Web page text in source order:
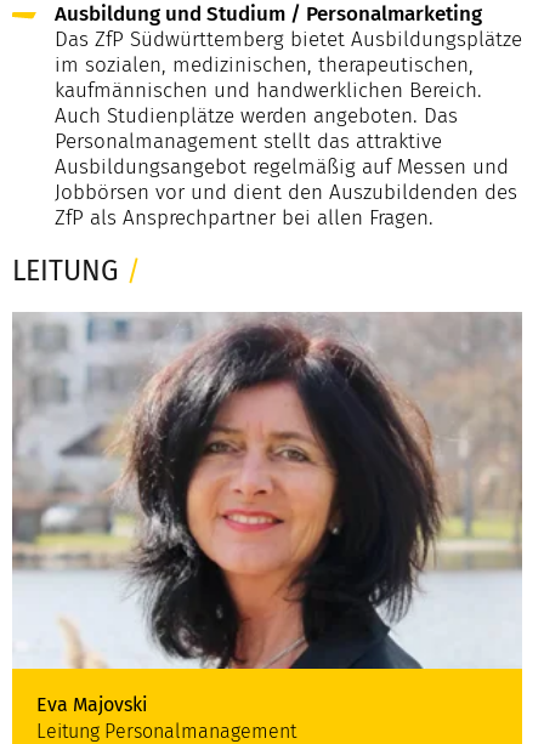
Ausbildung und Studium / Personalmarketing
Das ZfP Südwürttemberg bietet Ausbildungsplätze
im sozialen, medizinischen, therapeutischen,
kaufmännischen und handwerklichen Bereich.
Auch Studienplätze werden angeboten. Das
Personalmanagement stellt das attraktive
Ausbildungsangebot regelmäßig auf Messen und
Jobbörsen vor und dient den Auszubildenden des
ZfP als Ansprechpartner bei allen Fragen.
LEITUNG /
Eva Majovski
Leitung Personalmanagement